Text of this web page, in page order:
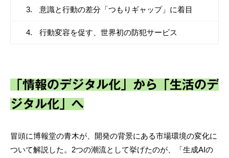
意識と行動の差分「つもりギャップ」に着目
行動変容を促す、世界初の防犯サービス
「情報のデジタル化」から「生活のデ
ジタル化」へ
冒頭に博報堂の青木が、開発の背景にある市場環境の変化に
ついて解説した。2つの潮流として挙げたのが、「生成AIの